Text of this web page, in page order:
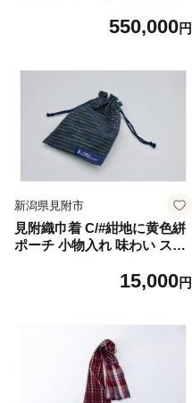
0% インテリア 新潟県 見附市
550,000円
新潟県見附市
見附織巾着 C/#紺地に黄色絣
ポーチ 小物入れ 味わい スタ
物 プレゼント 卒業 お祝い 新
15,000円